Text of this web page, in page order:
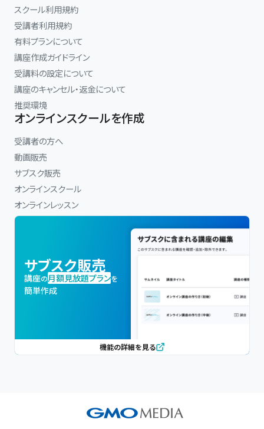
スクール利用規約
受講者利用規約
有料プランについて
講座作成ガイドライン
受講料の設定について
講座のキャンセル・返金について
推奨環境
オンラインスクールを作成
受講者の方へ
動画販売
サブスク販売
オンラインスクール
オンラインレッスン
サブスク販売
講座の月額見放題プランを
簡単作成
機能の詳細を見る